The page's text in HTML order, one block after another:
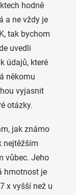
hodně
a ne vždy je
tak bychom
uvedli
údajů, které
někomu
vyjasnit
otázky.
jak známo
nejtěžším
vůbec. Jeho
hmotnost je
x vyšší než u